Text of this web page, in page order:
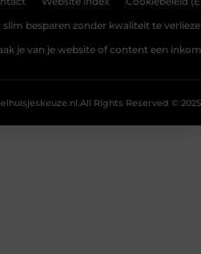
besparen zonder kwaliteit te
je van je website of content een
All Rights Reserved © 2025